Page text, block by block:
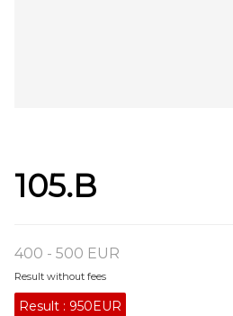
105.B
400 - 500 EUR
Result without fees
Result : 950EUR